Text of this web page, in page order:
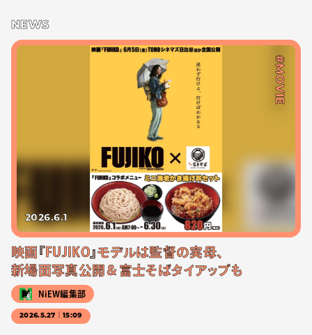
NEWS
#MOVIE
2026.6.1
映画『FUJIKO』モデルは監督の実母、
新場面写真公開＆富士そばタイアップも
NiEW編集部
2026.5.27｜15:09